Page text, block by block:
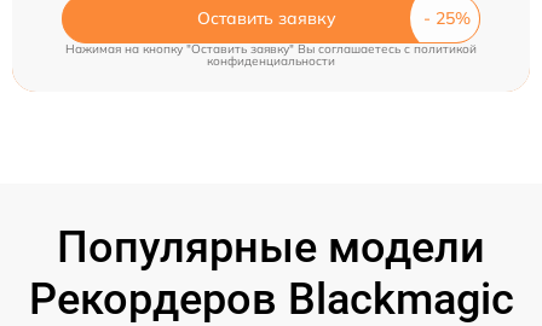
Оставить заявку
Нажимая на кнопку "Оставить заявку" Вы соглашаетесь cполитикой
конфиденциальности
Популярные модели
Рекордеров Blackmagic